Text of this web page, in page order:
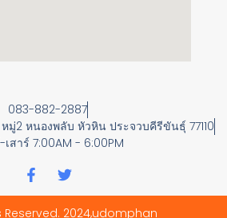
083-882-2887
มู่2 หนองพลับ หัวหิน ประจวบคีรีขันธุ์ 77110
สาร์ 7:00AM - 6:00PM
F
T
Reserved. 2024,udomphan